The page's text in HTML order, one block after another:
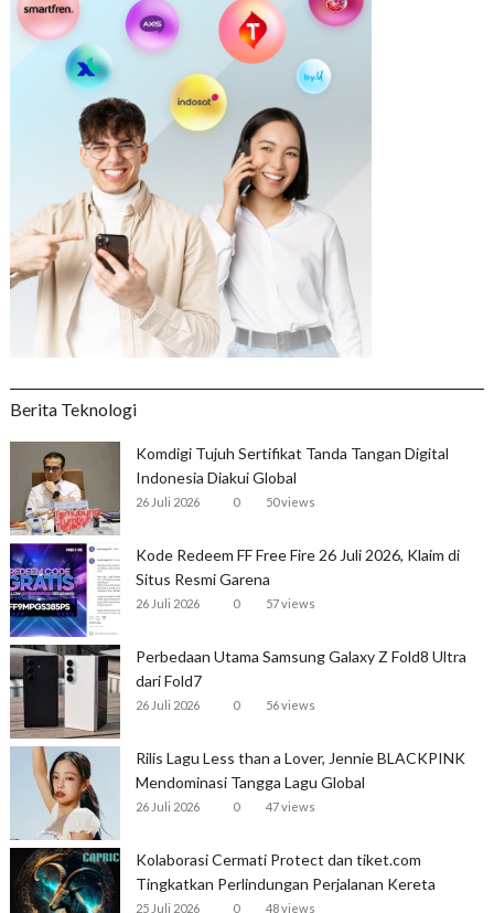
Berita Teknologi
Komdigi Tujuh Sertifikat Tanda Tangan Digital
Indonesia Diakui Global
26 Juli 2026 0 50 views
Kode Redeem FF Free Fire 26 Juli 2026, Klaim di
Situs Resmi Garena
26 Juli 2026 0 57 views
Perbedaan Utama Samsung Galaxy Z Fold8 Ultra
dari Fold7
26 Juli 2026 0 56 views
Rilis Lagu Less than a Lover, Jennie BLACKPINK
Mendominasi Tangga Lagu Global
26 Juli 2026 0 47 views
Kolaborasi Cermati Protect dan tiket.com
Tingkatkan Perlindungan Perjalanan Kereta
25 Juli 2026 0 48 views